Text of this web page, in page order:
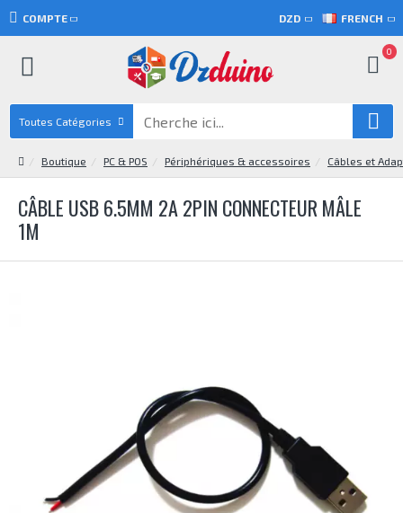
COMPTE DZD FRENCH
0
Toutes Catégories
Boutique PC & POS Périphériques & accessoires Câbles et
CÂBLE USB 6.5MM 2A 2PIN CONNECTEUR MÂLE
1M